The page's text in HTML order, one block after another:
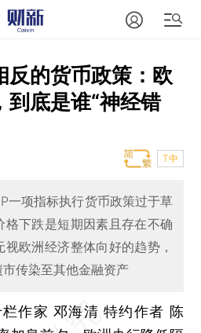
反的货币政策：欧
到底是谁“神经错
T中
一项指标执行货币政策过于草
下跌是短期因素且存在不确
欧洲经济整体向好的趋势，
传染至其他金融资产
栏作家 邓海清 特约作者 陈